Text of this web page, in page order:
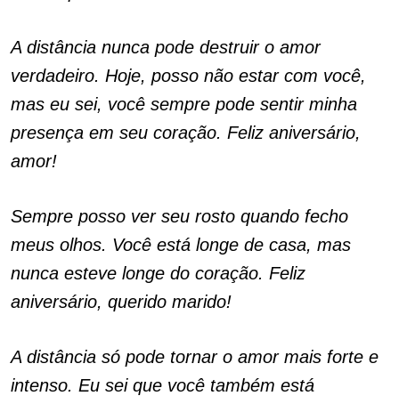
A distância nunca pode destruir o amor
verdadeiro. Hoje, posso não estar com você,
mas eu sei, você sempre pode sentir minha
presença em seu coração. Feliz aniversário,
amor!
Sempre posso ver seu rosto quando fecho
meus olhos. Você está longe de casa, mas
nunca esteve longe do coração. Feliz
aniversário, querido marido!
A distância só pode tornar o amor mais forte e
intenso. Eu sei que você também está